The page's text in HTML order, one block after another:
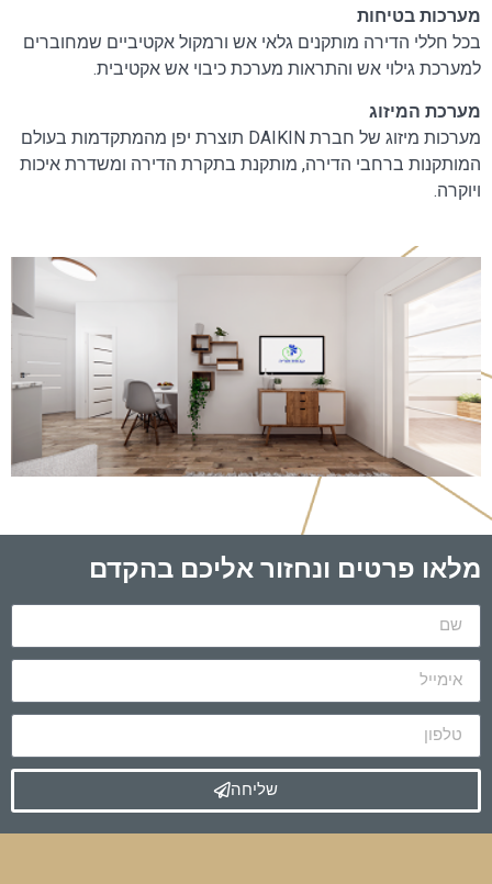
מערכות בטיחות
בכל חללי הדירה מותקנים גלאי אש ורמקול אקטיביים שמחוברים
למערכת גילוי אש והתראות מערכת כיבוי אש אקטיבית.
מערכת המיזוג
מערכות מיזוג של חברת DAIKIN תוצרת יפן מהמתקדמות בעולם
המותקנות ברחבי הדירה, מותקנת בתקרת הדירה ומשדרת איכות
ויוקרה.
מלאו פרטים ונחזור אליכם בהקדם
שליחה